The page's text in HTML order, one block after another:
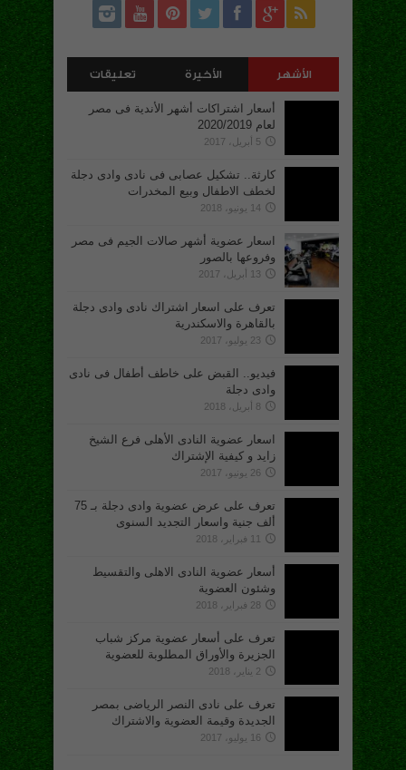
الأشهر الأخيرة تعليقات
أسعار اشتراكات أشهر الأندية فى مصر
لعام 2020/2019
5 أبريل، 2017
كارثة.. تشكيل عصابى فى نادى وادى دجلة
لخطف الاطفال وبيع المخدرات
14 يونيو، 2018
اسعار عضوية أشهر صالات الجيم فى مصر
وفروعها بالصور
13 أبريل، 2017
تعرف على اسعار اشتراك نادى وادى دجلة
بالقاهرة والاسكندرية
23 يوليو، 2017
فيديو.. القبض على خاطف أطفال فى نادى
وادى دجلة
8 أبريل، 2018
اسعار عضوية النادى الأهلى فرع الشيخ
زايد و كيفية الإشتراك
26 يونيو، 2017
تعرف على عرض عضوية وادى دجلة بـ 75
ألف جنية واسعار التجديد السنوى
11 فبراير، 2018
أسعار عضوية النادى الاهلى والتقسيط
وشئون العضوية
28 فبراير، 2018
تعرف على أسعار عضوية مركز شباب
الجزيرة والأوراق المطلوبة للعضوية
2 يناير، 2018
تعرف على نادى النصر الرياضى بمصر
الجديدة وقيمة العضوية والاشتراك
16 يوليو، 2017